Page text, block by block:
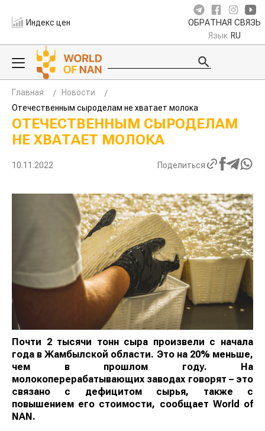
Индекс цен ОБРАТНАЯ СВЯЗЬ
Язык RU
Главная
Новости
Отечественным сыроделам не хватает молока
ОТЕЧЕСТВЕННЫМ СЫРОДЕЛАМ
НЕ ХВАТАЕТ МОЛОКА
10.11.2022 Поделиться
Почти 2 тысячи тонн сыра произвели с начала
года в Жамбылской области. Это на 20% меньше,
чем в прошлом году. На
молокоперерабатывающих заводах говорят – это
связано с дефицитом сырья, также с
повышением его стоимости, сообщает World of
NAN.